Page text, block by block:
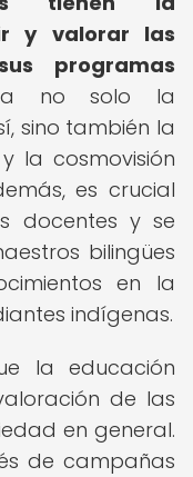
y valorar las
programas
no solo la
sino también la
la cosmovisión
es crucial
docentes y se
bilingües
en la
indígenas.
la educación
de las
en general.
de campañas